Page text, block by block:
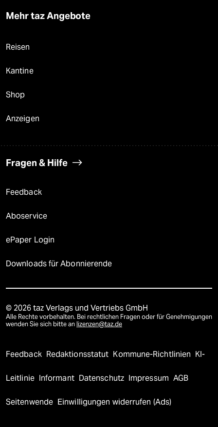
Mehr taz Angebote
Reisen
Kantine
Shop
Anzeigen
Fragen & Hilfe
Feedback
Aboservice
ePaper Login
Downloads für Abonnierende
© 2026 taz Verlags und Vertriebs GmbH
Alle Rechte vorbehalten. Bei rechtlichen Fragen oder für Genehmigungen
wenden Sie sich bitte an lizenzen@taz.de
Feedback Redaktionsstatut Kommune-Richtlinien KI-
Leitlinie Informant Datenschutz Impressum AGB
Seitenwende Einwilligungen widerrufen (Ads)